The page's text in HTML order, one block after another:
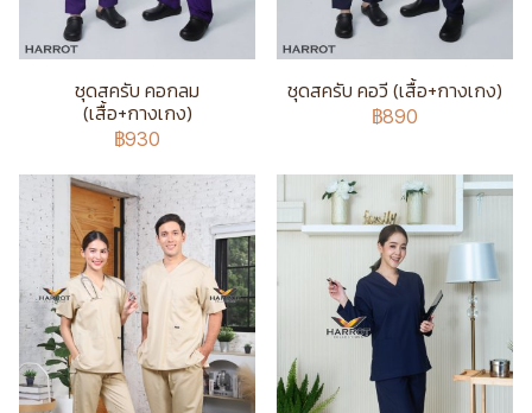
ชุดสครับ คอกลม
(เสื้อ+กางเกง)
฿930
ชุดสครับ คอวี (เสื้อ+กางเกง)
฿890